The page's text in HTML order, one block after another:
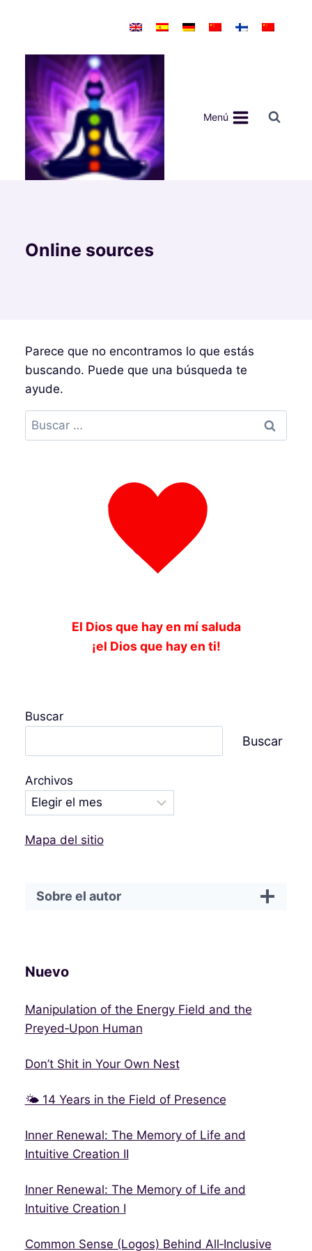
Menú
Online sources
Parece que no encontramos lo que estás
buscando. Puede que una búsqueda te
ayude.
Buscar:
El Dios que hay en mí saluda
¡el Dios que hay en ti!
Buscar
Buscar
Archivos
Mapa del sitio
Sobre el autor
Nuevo
Manipulation of the Energy Field and the
Preyed‑Upon Human
Don’t Shit in Your Own Nest
🌤 14 Years in the Field of Presence
Inner Renewal: The Memory of Life and
Intuitive Creation II
Inner Renewal: The Memory of Life and
Intuitive Creation I
Common Sense (Logos) Behind All‑Inclusive